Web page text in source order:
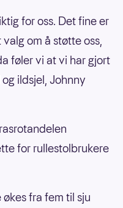
for oss. Det fine er
om å støtte oss,
føler vi at vi har gjort
ildsjel, Johnny
for rullestolbrukere
fra fem til sju